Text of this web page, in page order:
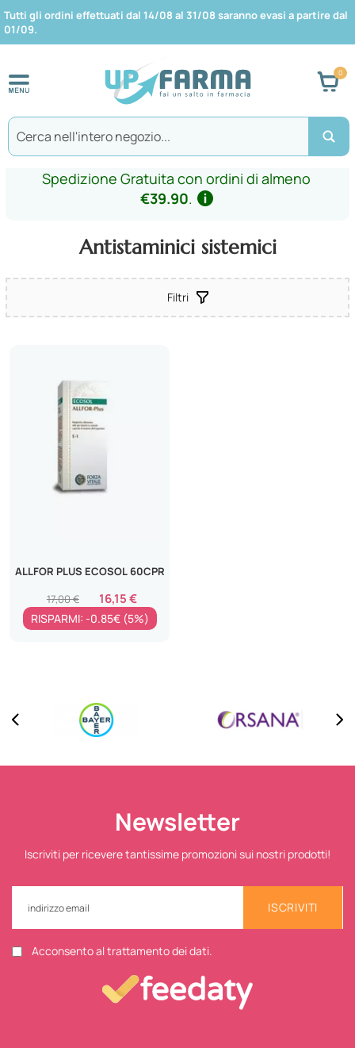
Tutti gli ordini effettuati dal 14/08 al 31/08 saranno evasi a partire dal
01/09.
Spedizione Gratuita con ordini di almeno
€39.90.
Antistaminici sistemici
Filtri
ALLFOR PLUS ECOSOL 60CPR
16,15 €
17,00 €
RISPARMI: -0.85€ (5%)
Newsletter
Iscriviti per ricevere tantissime promozioni sui nostri prodotti!
ISCRIVITI
Acconsento al trattamento dei dati.